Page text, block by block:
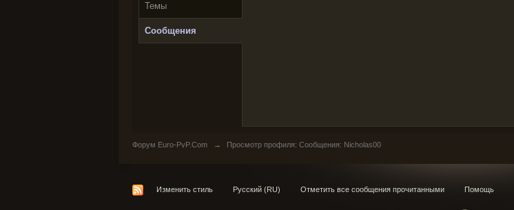
Темы
Сообщения
Форум Euro-PvP.Com → Просмотр профиля: Сообщения: Nicholas00
Изменить стиль Русский (RU) Отметить все сообщения прочитанными Помощь